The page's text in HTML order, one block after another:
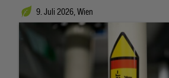
9. Juli 2026, Wien